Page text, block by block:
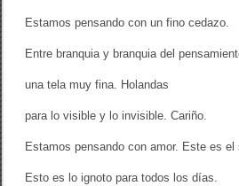
Estamos pensando con un fino cedazo.
Entre branquia y branquia del
una tela muy fina. Holandas
para lo visible y lo invisible. Cariño.
Estamos pensando con amor. Este es el
Esto es lo ignoto para todos los días.